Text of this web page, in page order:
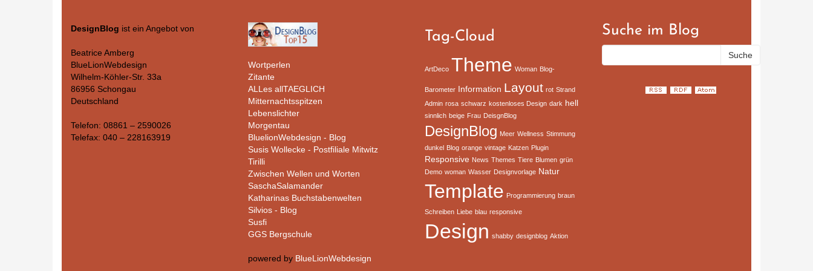
DesignBlog ist ein Angebot von
Beatrice Amberg
BlueLionWebdesign
Wilhelm-Köhler-Str. 33a
86956 Schongau
Deutschland
Telefon: 08861 – 2590026
Telefax: 040 – 228163919
Wortperlen
Zitante
ALLes allTAEGLICH
Mitternachtsspitzen
Lebenslichter
Morgentau
BluelionWebdesign - Blog
Susis Wollecke - Postfiliale Mitwitz
Tirilli
Zwischen Wellen und Worten
SaschaSalamander
Katharinas Buchstabenwelten
Silvios - Blog
Susfi
GGS Bergschule
powered by BlueLionWebdesign
Tag-Cloud
ArtDeco Theme Woman Blog-
Barometer Information Layout rot Strand
Admin rosa schwarz kostenloses Design dark hell
sinnlich beige Frau DeisgnBlog
DesignBlog Meer Wellness Stimmung
dunkel Blog orange vintage Katzen Plugin
Responsive News Themes Tiere Blumen grün
Demo woman Wasser Designvorlage Natur
Template Programmierung braun
Schreiben Liebe blau responsive
Design shabby designblog Aktion
Suche im Blog